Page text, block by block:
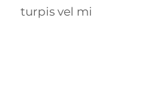
turpis vel mi